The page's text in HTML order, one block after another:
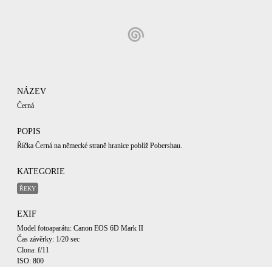
NÁZEV
Černá
POPIS
Říčka Černá na německé straně hranice poblíž Pobershau.
KATEGORIE
ŘEKY
EXIF
Model fotoaparátu: Canon EOS 6D Mark II
Čas závěrky: 1/20 sec
Clona: f/11
ISO: 800